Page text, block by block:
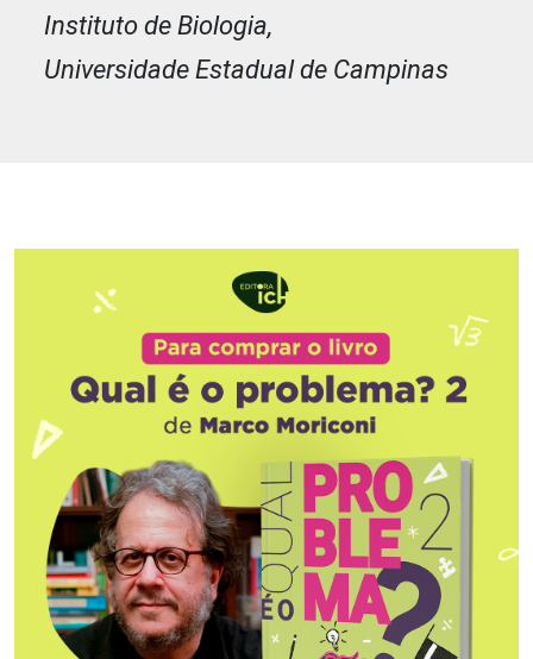
Instituto de Biologia,
Universidade Estadual de Campinas